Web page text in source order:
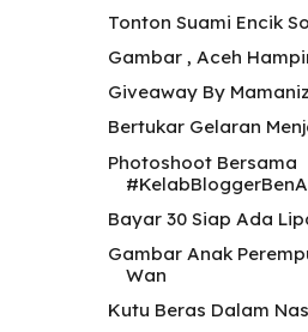
Tonton Suami Encik
Gambar , Aceh
Giveaway By
Bertukar Gelaran
Photoshoot Bersama
Bayar 30 Siap Ada
Gambar Anak
Wan
Kutu Beras Dalam